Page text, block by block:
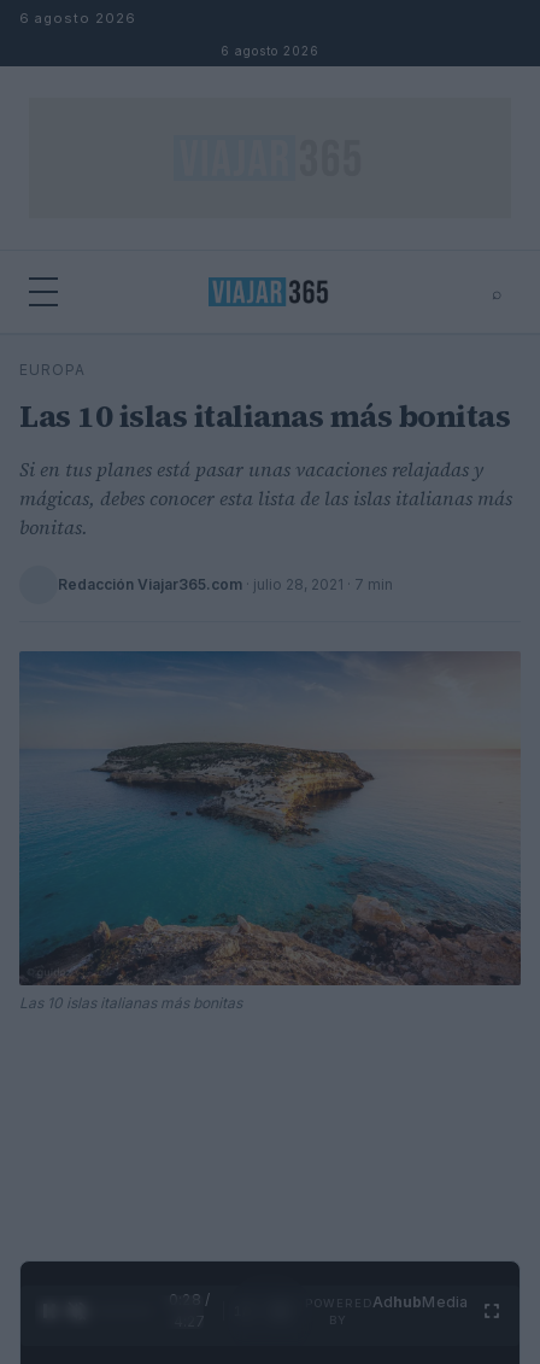
Saltar al contenido
6 agosto 2026
6 agosto 2026
⌕
Buscar
EUROPA
Las 10 islas italianas más bonitas
Si en tus planes está pasar unas vacaciones relajadas y
mágicas, debes conocer esta lista de las islas italianas más
bonitas.
Redacción Viajar365.com · julio 28, 2021 · 7 min
Las 10 islas italianas más bonitas
0:29 /
AdhubMedia